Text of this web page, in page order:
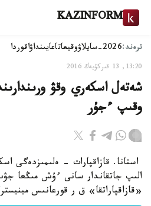
KAZINFORM
ترەند:2026-سايلاۋ وقيعاتاعايىنداۋاقوردا
13:20, 13 قىركۇيەك 2016
وقىپ ءجۇر
استانا. قازاقپارات - ەلىمىزدەگى
الىپ جاتقاندار سانى ءۇش مىڭعا
«قازاقپاراتقا» ق ر قورعانىس